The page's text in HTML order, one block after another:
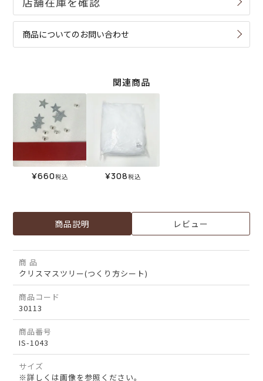
商品についてのお問い合わせ
関連商品
¥660税込 ¥308税込
商品説明 レビュー
商 品
クリスマスツリー(つくり方シート)
商品コード
30113
商品番号
IS-1043
サイズ
※詳しくは画像を参照ください。